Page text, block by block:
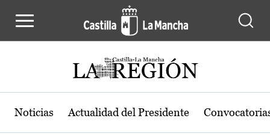
Noticias Actualidad del Presidente